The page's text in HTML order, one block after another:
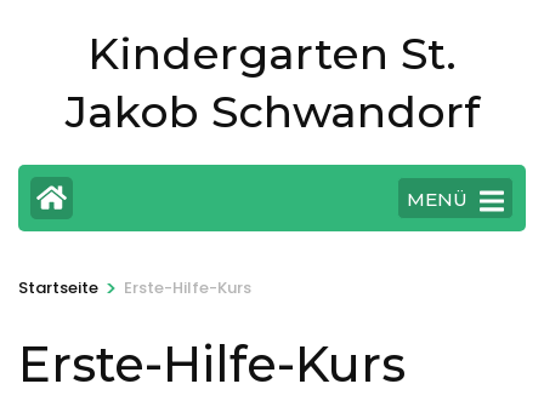
(Eingabetaste
Kindergarten St.
Jakob Schwandorf
MENÜ
Startseite > Erste-Hilfe-Kurs
Erste-Hilfe-Kurs